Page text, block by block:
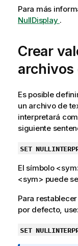
i
n
r
m
a
i
v
a
Para más
NullDisplay .
Crear
archivos
Es posible
un archivo de
interpretará
siguiente
SET
El símbolo
<sym> puede
Para
por defecto, use:
SET